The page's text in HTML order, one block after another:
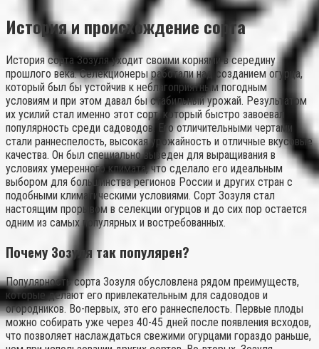
История и происхождение сорта
История сорта Зозуля уходит своими корнями в середину
прошлого века. Селекционеры работали над созданием огурца,
который был бы устойчив к неблагоприятным погодным
условиям и при этом давал бы стабильный урожай. Результатом
их усилий стал именно этот сорт, который быстро завоевал
популярность среди садоводов. Его отличительными чертами
стали раннеспелость, высокая урожайность и отличные вкусовые
качества. Он был специально выведен для выращивания в
условиях умеренного климата, что сделало его идеальным
выбором для большинства регионов России и других стран с
подобными климатическими условиями. Сорт Зозуля стал
настоящим прорывом в селекции огурцов и до сих пор остается
одним из самых популярных и востребованных.
Почему Зозуля так популярен?
Популярность сорта Зозуля обусловлена рядом преимуществ,
которые делают его привлекательным для садоводов и
огородников. Во-первых, это его раннеспелость. Первые плоды
можно собирать уже через 40-45 дней после появления всходов,
что позволяет наслаждаться свежими огурцами гораздо раньше,